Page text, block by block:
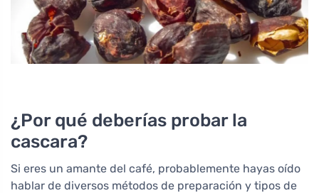
¿Por qué deberías probar la
cascara?
Si eres un amante del café, probablemente hayas oído
hablar de diversos métodos de preparación y tipos de